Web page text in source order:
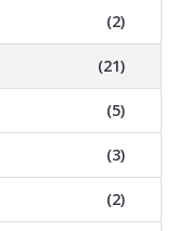
(2)
(21)
(5)
(3)
(2)